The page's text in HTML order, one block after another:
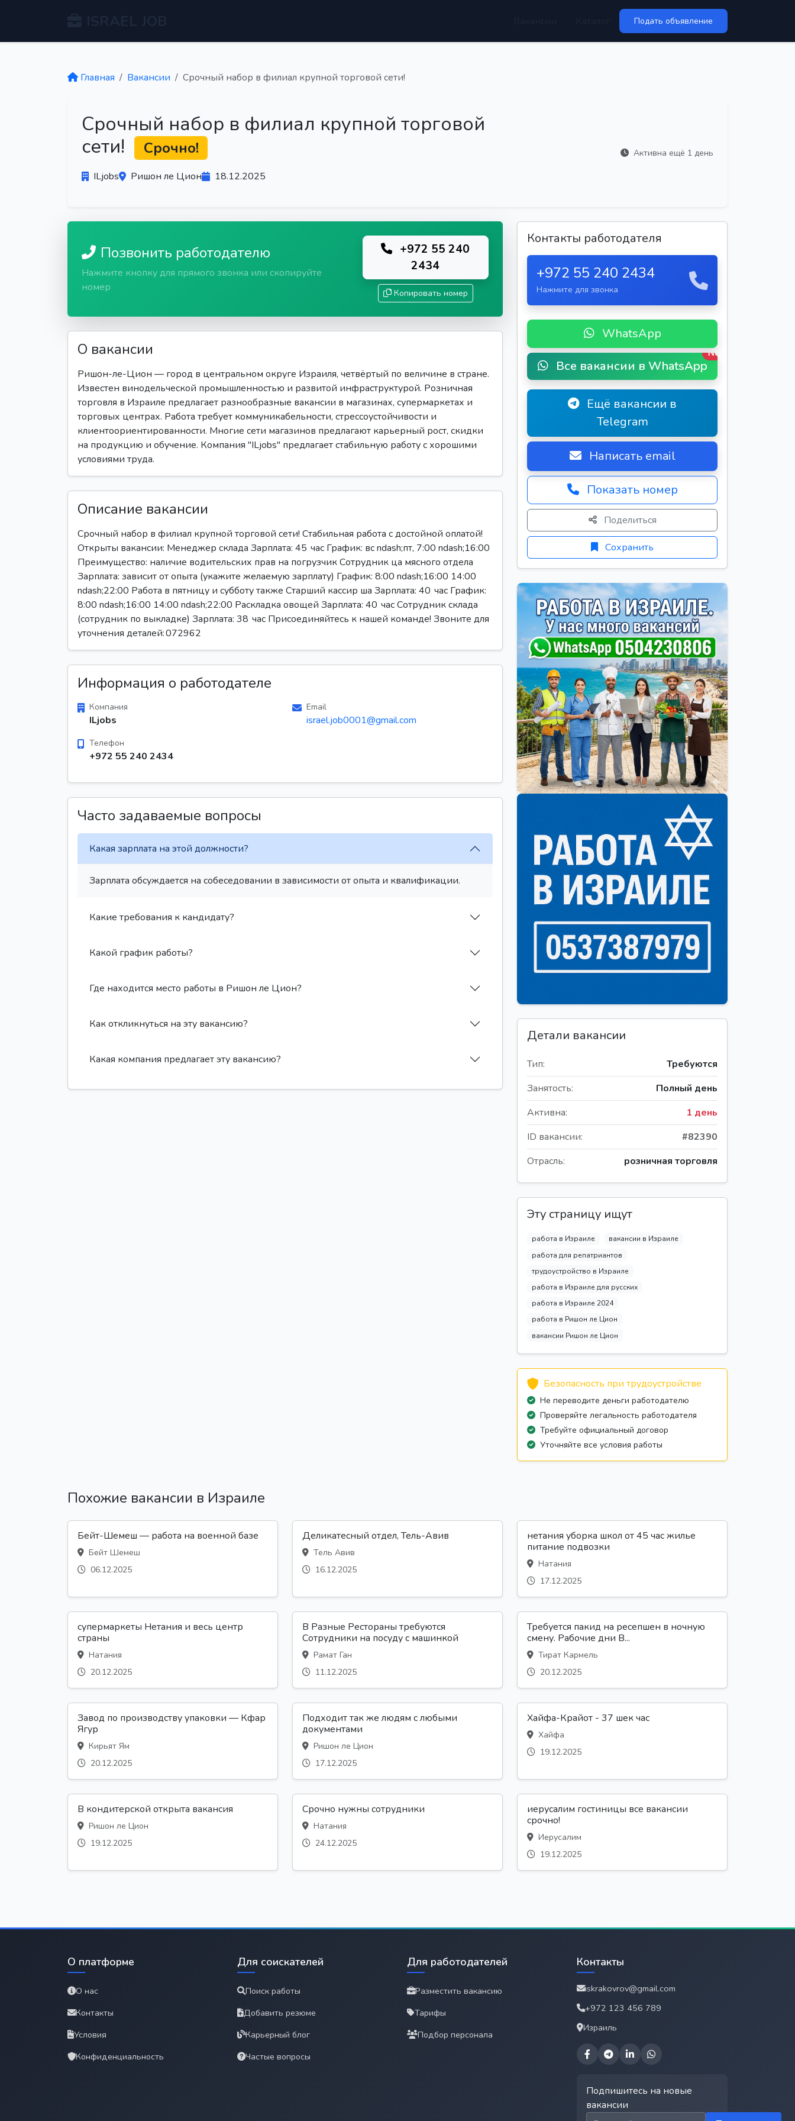
Подать объявление
Главная Вакансии Срочный набор в филиал крупной торговой сети!
Срочный набор в филиал крупной торговой
сети!
Срочно!
ILjobs Ришон ле Цион 18.12.2025
Активна ещё 1 день
Позвонить работодателю
Нажмите кнопку для прямого звонка или скопируйте
номер
+972 55 240
2434
Копировать номер
О вакансии
Ришон-ле-Цион — город в центральном округе Израиля, четвёртый по величине в стране.
Известен винодельческой промышленностью и развитой инфраструктурой. Розничная
торговля в Израиле предлагает разнообразные вакансии в магазинах, супермаркетах и
торговых центрах. Работа требует коммуникабельности, стрессоустойчивости и
клиентоориентированности. Многие сети магазинов предлагают карьерный рост, скидки
на продукцию и обучение. Компания "ILjobs" предлагает стабильную работу с хорошими
условиями труда.
Описание вакансии
Срочный набор в филиал крупной торговой сети! Стабильная работа с достойной оплатой!
Открыты вакансии: Менеджер склада Зарплата: 45 час График: вс ndash;пт, 7:00 ndash;16:00
Преимущество: наличие водительских прав на погрузчик Сотрудник ца мясного отдела
Зарплата: зависит от опыта (укажите желаемую зарплату) График: 8:00 ndash;16:00 14:00
ndash;22:00 Работа в пятницу и субботу также Старший кассир ша Зарплата: 40 час График:
8:00 ndash;16:00 14:00 ndash;22:00 Раскладка овощей Зарплата: 40 час Сотрудник склада
(сотрудник по выкладке) Зарплата: 38 час Присоединяйтесь к нашей команде! Звоните для
уточнения деталей: 072962
Информация о работодателе
Компания
ILjobs
Email
israel.job0001@gmail.com
Телефон
+972 55 240 2434
Часто задаваемые вопросы
Какая зарплата на этой должности?
Зарплата обсуждается на собеседовании в зависимости от опыта и квалификации.
Какие требования к кандидату?
Какой график работы?
Где находится место работы в Ришон ле Цион?
Как откликнуться на эту вакансию?
Какая компания предлагает эту вакансию?
Контакты работодателя
+972 55 240 2434
Нажмите для звонка
WhatsApp
Все вакансии в WhatsApp
New
Ещё вакансии в
Telegram
Написать email
Показать номер
Поделиться
Сохранить
Детали вакансии
Тип:
Требуются
Занятость:
Полный день
Активна:
1 день
ID вакансии:
#82390
Отрасль:
розничная торговля
Эту страницу ищут
работа в Израиле
вакансии в Израиле
работа для репатриантов
трудоустройство в Израиле
работа в Израиле для русских
работа в Израиле 2024
работа в Ришон ле Цион
вакансии Ришон ле Цион
Безопасность при трудоустройстве
Не переводите деньги работодателю
Проверяйте легальность работодателя
Требуйте официальный договор
Уточняйте все условия работы
Похожие вакансии в Израиле
Бейт-Шемеш — работа на военной базе
Бейт Шемеш
06.12.2025
Деликатесный отдел, Тель-Авив
Тель Авив
16.12.2025
нетания уборка школ от 45 час жилье
питание подвозки
Натания
17.12.2025
супермаркеты Нетания и весь центр
страны
Натания
20.12.2025
В Разные Рестораны требуются
Сотрудники на посуду с машинкой
Рамат Ган
11.12.2025
Требуется пакид на ресепшен в ночную
смену. Рабочие дни В...
Тират Кармель
20.12.2025
Завод по производству упаковки — Кфар
Ягур
Кирьят Ям
20.12.2025
Подходит так же людям с любыми
документами
Ришон ле Цион
17.12.2025
Хайфа-Крайот - 37 шек час
Хайфа
19.12.2025
В кондитерской открыта вакансия
Ришон ле Цион
19.12.2025
Срочно нужны сотрудники
Натания
24.12.2025
иерусалим гостиницы все вакансии
срочно!
Иерусалим
19.12.2025
О платформе
О нас
Контакты
Условия
Конфиденциальность
Для соискателей
Поиск работы
Добавить резюме
Карьерный блог
Частые вопросы
Для работодателей
Разместить вакансию
Тарифы
Подбор персонала
Контакты
iskrakovrov@gmail.com
+972 123 456 789
Израиль
Подпишитесь на новые
вакансии